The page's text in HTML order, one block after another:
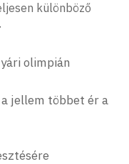
különböző
olimpián
jellem többet ér a